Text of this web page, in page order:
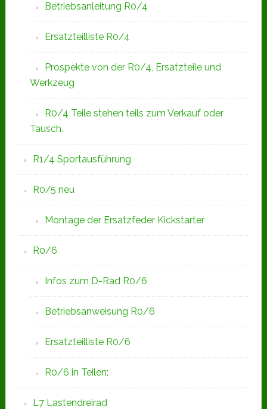
Betriebsanleitung R0/4
Ersatzteilliste R0/4
Prospekte von der R0/4, Ersatzteile und
Werkzeug
R0/4 Teile stehen teils zum Verkauf oder
Tausch.
R1/4 Sportausführung
R0/5 neu
Montage der Ersatzfeder Kickstarter
R0/6
Infos zum D-Rad R0/6
Betriebsanweisung R0/6
Ersatzteilliste R0/6
R0/6 in Teilen:
L7 Lastendreirad